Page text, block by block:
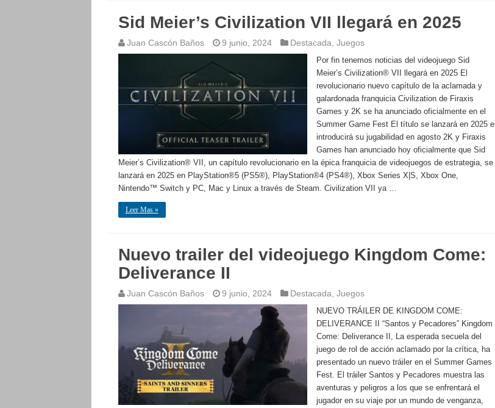
Sid Meier’s Civilization VII llegará en 2025
Juan Cascón Baños 9 junio, 2024 Destacada Juegos
Por fin tenemos noticias del videojuego Sid
Meier’s Civilization® VII llegará en 2025 El
revolucionario nuevo capítulo de la aclamada y
galardonada franquicia Civilization de Firaxis
Games y 2K se ha anunciado oficialmente en el
Summer Game Fest El título se lanzará en 2025 e
introducirá su jugabilidad en agosto 2K y Firaxis
Games han anunciado hoy oficialmente que Sid
Meier’s Civilization® VII, un capítulo revolucionario en la épica franquicia de videojuegos de estrategia, se
lanzará en 2025 en PlayStation®5 (PS5®), PlayStation®4 (PS4®), Xbox Series X|S, Xbox One,
Nintendo™ Switch y PC, Mac y Linux a través de Steam. Civilization VII ya …
Leer Mas »
Nuevo trailer del videojuego Kingdom Come:
Deliverance II
Juan Cascón Baños 9 junio, 2024 Destacada Juegos
NUEVO TRÁILER DE KINGDOM COME:
DELIVERANCE II “Santos y Pecadores” Kingdom
Come: Deliverance II, La esperada secuela del
juego de rol de acción aclamado por la crítica, ha
presentado un nuevo tráiler en el Summer Games
Fest. El tráiler Santos y Pecadores muestra las
aventuras y peligros a los que se enfrentará el
jugador en su viaje por un mundo de venganza,